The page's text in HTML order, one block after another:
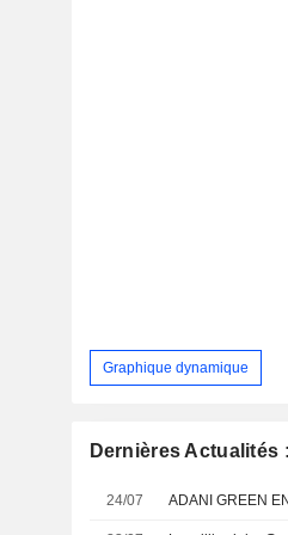
Graphique dynamique
Dernières Actualités
24/07